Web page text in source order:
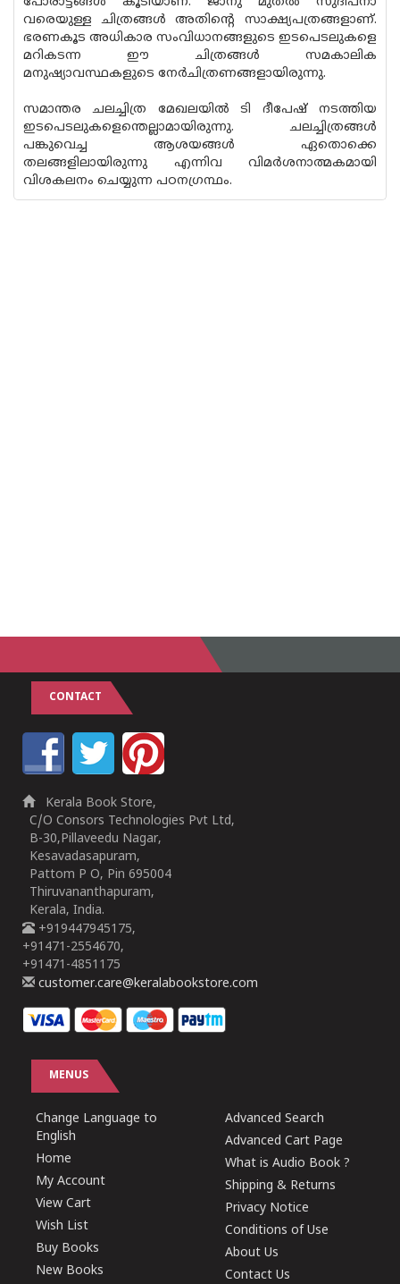
വരെയുള്ള ചിത്രങ്ങൾ അതിൻ്റെ സാക്ഷ്യപത്രങ്ങളാണ്.
ഭരണകൂട അധികാര സംവിധാനങ്ങളുടെ ഇടപെടലുകളെ
മറികടന്ന ഈ ചിത്രങ്ങൾ സമകാലിക
മനുഷ്യാവസ്ഥകളുടെ നേർചിത്രണങ്ങളായിരുന്നു.
സമാന്തര ചലച്ചിത്ര മേഖലയിൽ ടി ദീപേഷ് നടത്തിയ
ഇടപെടലുകളെന്തെല്ലാമായിരുന്നു. ചലച്ചിത്രങ്ങൾ
പങ്കുവെച്ച ആശയങ്ങൾ ഏതൊക്കെ
തലങ്ങളിലായിരുന്നു എന്നിവ വിമർശനാത്മകമായി
വിശകലനം ചെയ്യുന്ന പഠനഗ്രന്ഥം.
CONTACT
Kerala Book Store,
C/O Consors Technologies Pvt Ltd,
B-30,Pillaveedu Nagar,
Kesavadasapuram,
Pattom P O, Pin 695004
Thiruvananthapuram,
Kerala, India.
+919447945175,
+91471-2554670,
+91471-4851175
customer.care@keralabookstore.com
MENUS
Change Language to
English
Home
My Account
View Cart
Wish List
Buy Books
New Books
Advanced Search
Advanced Cart Page
What is Audio Book ?
Shipping & Returns
Privacy Notice
Conditions of Use
About Us
Contact Us